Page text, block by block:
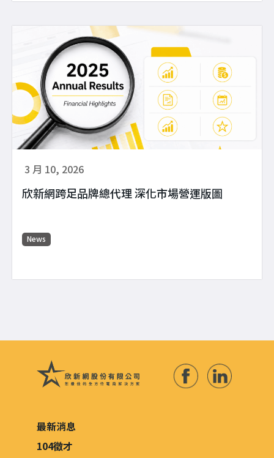
News
欣新網跨足品牌總代理 深化市場營運版圖
3 月 10, 2026
最新消息
104徵才